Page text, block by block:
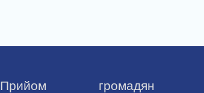
Прийом громадян